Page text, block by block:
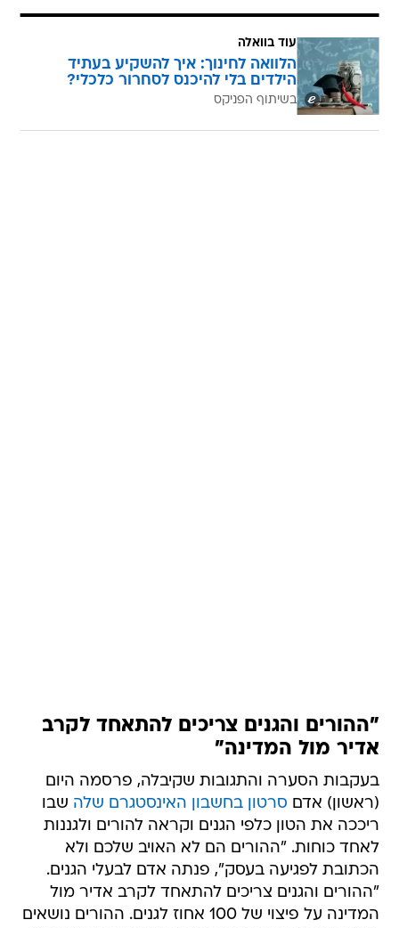
עוד בוואלה
הלוואה לחינוך: איך להשקיע בעתיד
הילדים בלי להיכנס לסחרור כלכלי?
בשיתוף הפניקס
"ההורים והגנים צריכים להתאחד לקרב
אדיר מול המדינה"
בעקבות הסערה והתגובות שקיבלה, פרסמה היום
(ראשון) אדם סרטון בחשבון האינסטגרם שלה שבו
ריככה את הטון כלפי הגנים וקראה להורים ולגננות
לאחד כוחות. "ההורים הם לא האויב שלכם ולא
הכתובת לפגיעה בעסק", פנתה אדם לבעלי הגנים.
"ההורים והגנים צריכים להתאחד לקרב אדיר מול
המדינה על פיצוי של 100 אחוז לגנים. ההורים נושאים